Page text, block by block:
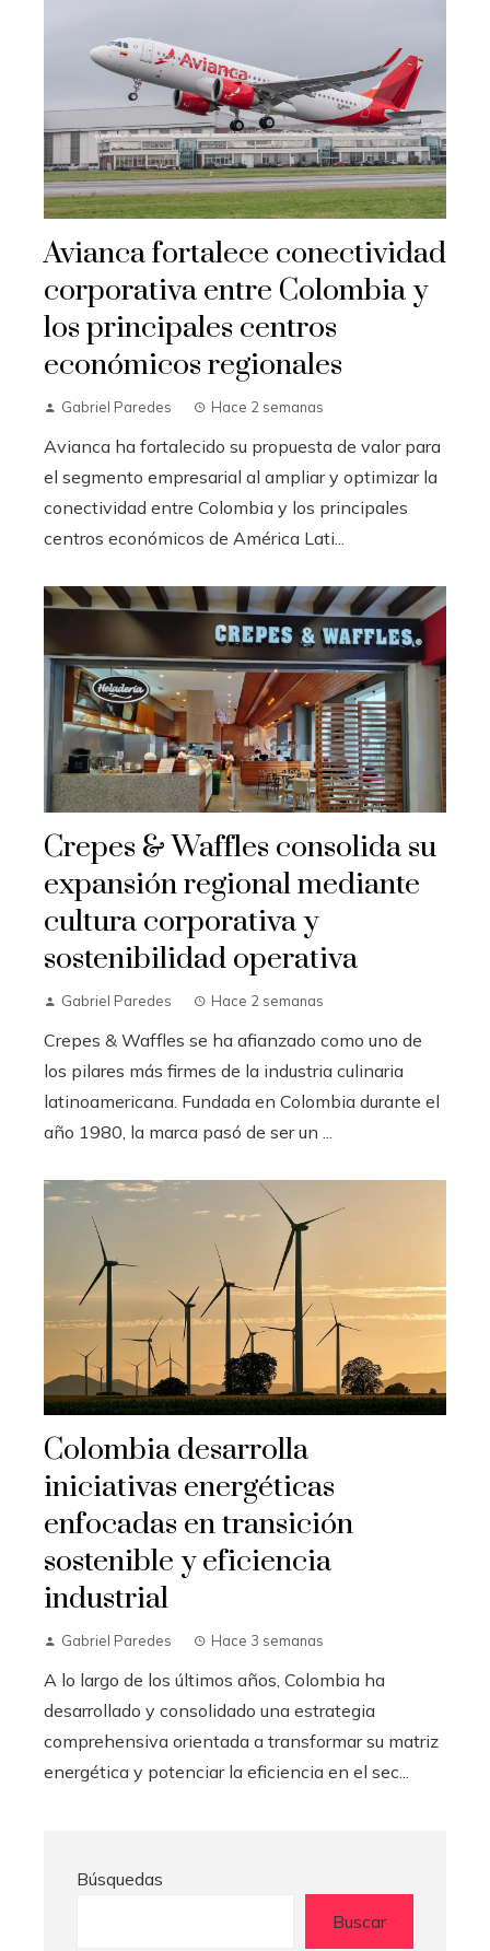
Avianca fortalece conectividad
corporativa entre Colombia y
los principales centros
económicos regionales
Gabriel Paredes Hace 2 semanas
Avianca ha fortalecido su propuesta de valor para
el segmento empresarial al ampliar y optimizar la
conectividad entre Colombia y los principales
centros económicos de América Lati...
Crepes & Waffles consolida su
expansión regional mediante
cultura corporativa y
sostenibilidad operativa
Gabriel Paredes Hace 2 semanas
Crepes & Waffles se ha afianzado como uno de
los pilares más firmes de la industria culinaria
latinoamericana. Fundada en Colombia durante el
año 1980, la marca pasó de ser un ...
Colombia desarrolla
iniciativas energéticas
enfocadas en transición
sostenible y eficiencia
industrial
Gabriel Paredes Hace 3 semanas
A lo largo de los últimos años, Colombia ha
desarrollado y consolidado una estrategia
comprehensiva orientada a transformar su matriz
energética y potenciar la eficiencia en el sec...
Búsquedas
Buscar